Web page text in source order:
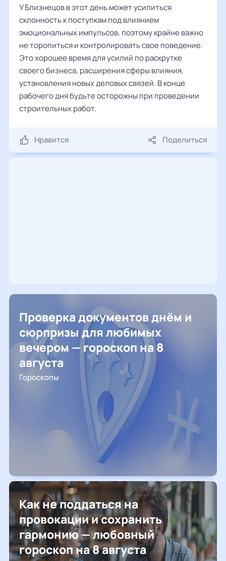
У Близнецов в этот день может усилиться
склонность к поступкам под влиянием
эмоциональных импульсов, поэтому крайне важно
не торопиться и контролировать свое поведение.
Это хорошее время для усилий по раскрутке
своего бизнеса, расширения сферы влияния,
установления новых деловых связей. В конце
рабочего дня будьте осторожны при проведении
строительных работ.
Нравится Поделиться
Проверка документов днём и
сюрпризы для любимых
вечером — гороскоп на 8
августа
Гороскопы
Как не поддаться на
провокации и сохранить
гармонию — любовный
гороскоп на 8 августа